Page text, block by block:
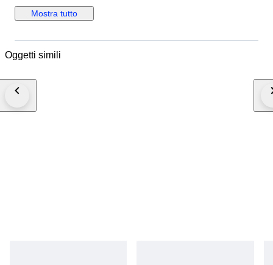
Regardez aussi mes autres ventes jordan lab Parra Patta Acg air Max
force Off white Travis Scott williams dunk adidas yeezy skate skateboard
Mostra tutto
Oggetti simili